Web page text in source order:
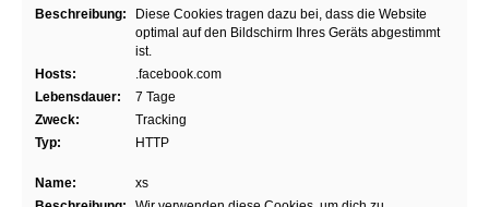
Beschreibung:
Diese Cookies tragen dazu bei, dass die Website
optimal auf den Bildschirm Ihres Geräts abgestimmt
ist.
Hosts:
.facebook.com
Lebensdauer:
7 Tage
Zweck:
Tracking
Typ:
HTTP
Name:
xs